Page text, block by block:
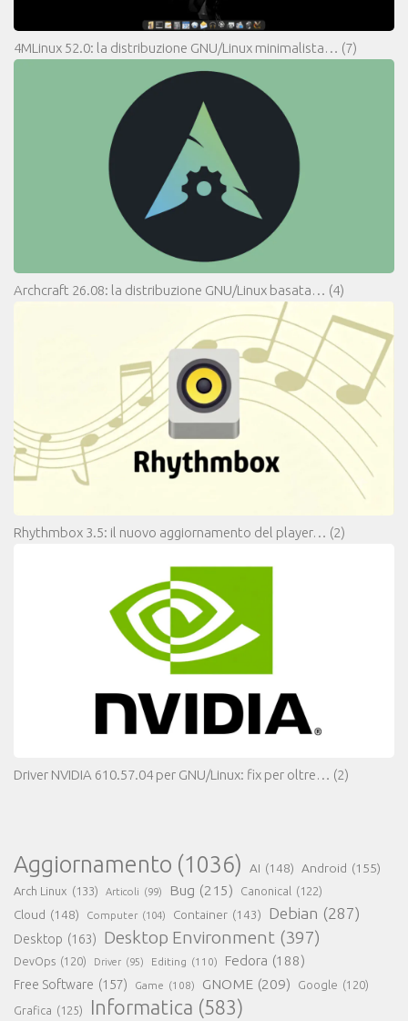
4MLinux 52.0: la distribuzione GNU/Linux minimalista… (7)
Archcraft 26.08: la distribuzione GNU/Linux basata… (4)
Rhythmbox 3.5: il nuovo aggiornamento del player… (2)
Driver NVIDIA 610.57.04 per GNU/Linux: fix per oltre… (2)
Aggiornamento (1036) AI (148) Android (155)
Arch Linux (133) Articoli (99) Bug (215) Canonical (122)
Cloud (148) Computer (104) Container (143) Debian (287)
Desktop (163) Desktop Environment (397)
DevOps (120) Driver (95) Editing (110) Fedora (188)
Free Software (157) Game (108) GNOME (209) Google (120)
Grafica (125) Informatica (583)